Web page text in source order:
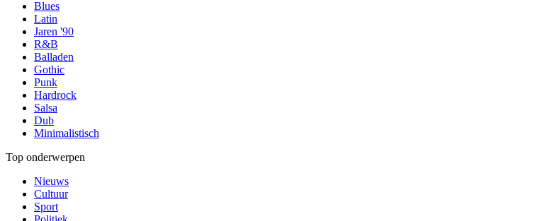
Blues
Latin
Jaren '90
R&B
Balladen
Gothic
Punk
Hardrock
Salsa
Dub
Minimalistisch
Top onderwerpen
Nieuws
Cultuur
Sport